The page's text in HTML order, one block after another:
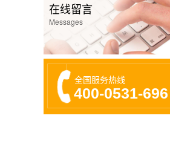
在线留言
Messages
全国服务热线
400-0531-696